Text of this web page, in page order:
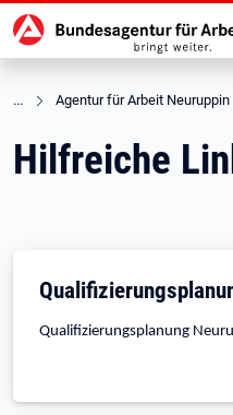
zu den Hauptinhalten springen
Agentur für Arbeit Neuruppin
Hilfreiche
Qualifizierungsplanung